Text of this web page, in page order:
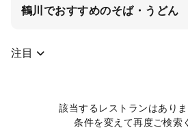
鶴川でおすすめのそば・うどん
注目
該当するレストランはありま
条件を変えて再度ご検索